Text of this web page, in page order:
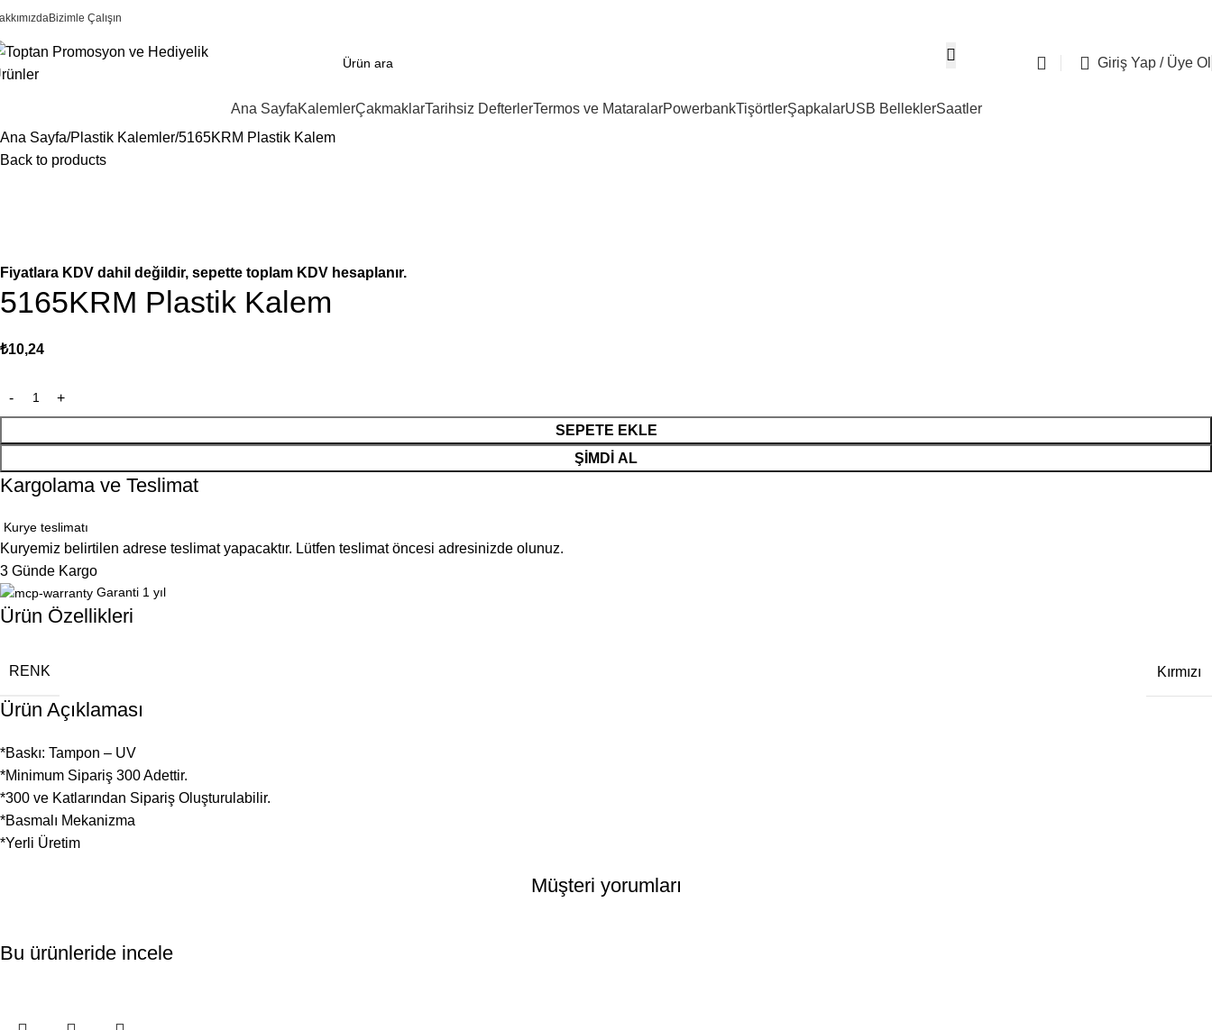
Bizimle Çalışın
Giriş Yap / Üye Ol
Ana SayfaKalemlerÇakmaklarTarihsiz DefterlerTermos ve MataralarPowerbankTişörtlerŞapkalarUSB BelleklerSaatler
Ana Sayfa Plastik Kalemler 5165KRM Plastik Kalem
Back to products
Fiyatlara KDV dahil değildir, sepette toplam KDV hesaplanır.
5165KRM Plastik Kalem
₺10,24
SEPETE EKLE
ŞIMDI AL
Kargolama ve Teslimat
Kurye teslimatı
Kuryemiz belirtilen adrese teslimat yapacaktır. Lütfen teslimat öncesi adresinizde olunuz.
3 Günde Kargo
Garanti 1 yıl
Ürün Özellikleri
RENK Kırmızı
Ürün Açıklaması
*Baskı: Tampon – UV
*Minimum Sipariş 300 Adettir.
*300 ve Katlarından Sipariş Oluşturulabilir.
*Basmalı Mekanizma
*Yerli Üretim
Müşteri yorumları
Bu ürünleride incele